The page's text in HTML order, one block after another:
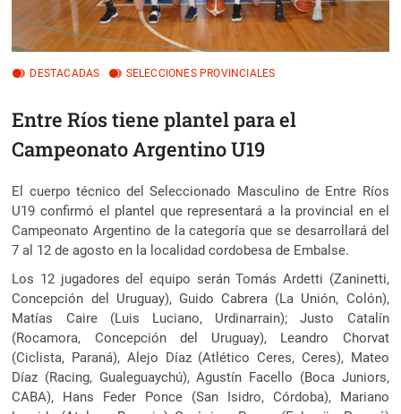
DESTACADAS SELECCIONES PROVINCIALES
Entre Ríos tiene plantel para el
Campeonato Argentino U19
El cuerpo técnico del Seleccionado Masculino de Entre Ríos
U19 confirmó el plantel que representará a la provincial en el
Campeonato Argentino de la categoría que se desarrollará del
7 al 12 de agosto en la localidad cordobesa de Embalse.
Los 12 jugadores del equipo serán Tomás Ardetti (Zaninetti,
Concepción del Uruguay), Guido Cabrera (La Unión, Colón),
Matías Caire (Luis Luciano, Urdinarrain); Justo Catalín
(Rocamora, Concepción del Uruguay), Leandro Chorvat
(Ciclista, Paraná), Alejo Díaz (Atlético Ceres, Ceres), Mateo
Díaz (Racing, Gualeguaychú), Agustín Facello (Boca Juniors,
CABA), Hans Feder Ponce (San Isidro, Córdoba), Mariano